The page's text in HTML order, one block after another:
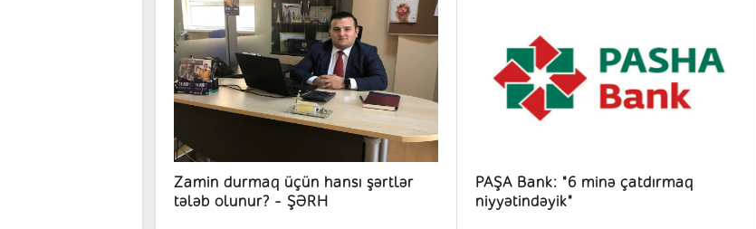
Zamin durmaq üçün hansı şərtlər
tələb olunur? - ŞƏRH
PAŞA Bank: "6 minə çatdırmaq
niyyətindəyik"